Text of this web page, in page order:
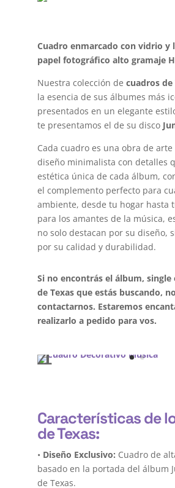
Cuadro enmarcado con vidrio y
papel fotográfico alto gramaje
Nuestra colección de cuadros de
la esencia de sus álbumes más
presentados en un elegante
te presentamos el de su disco
Cada cuadro es una obra de
diseño minimalista con detalles
estética única de cada álbum,
el complemento perfecto para
ambiente, desde tu hogar hasta
para los amantes de la música,
no solo destacan por su diseño,
por su calidad y durabilidad.
Si no encontrás el álbum,
de Texas que estás buscando,
contactarnos. Estaremos
realizarlo a pedido para vos.
Características de
de Texas:
• Diseño Exclusivo: Cuadro de
basado en la portada del álbum
de Texas.